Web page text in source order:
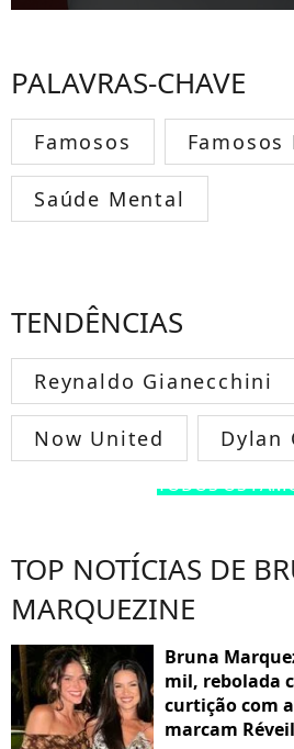
PALAVRAS-CHAVE
Famosos
Saúde Mental
TENDÊNCIAS
Reynaldo Gianecchini
Now United Dylan
TODOS OS
TOP NOTÍCIAS DE
MARQUEZINE
Bruna
mil, rebolada
curtição com
marcam